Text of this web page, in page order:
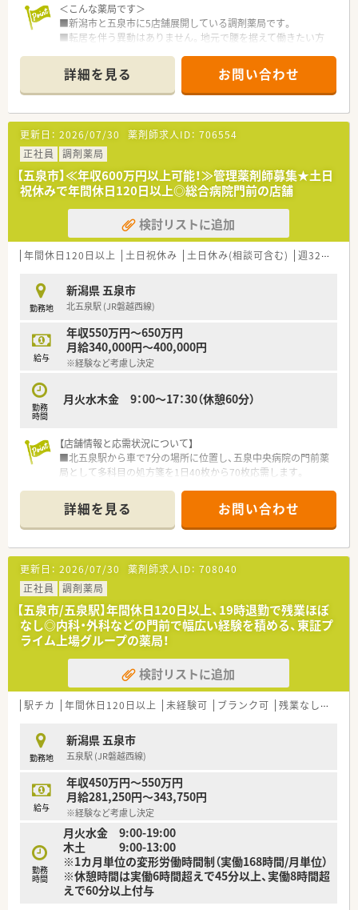
＜こんな薬局です＞
■新潟市と五泉市に5店舗展開している調剤薬局です。
■転居を伴う異動はありません。地元で腰を据えて働きたい方
■病院門前2店舗、クリニック門前3店舗の割合で展開しており、
配属店舗に応じて様々な経験を積むことが出来ます。
■隣接するクリニック（内科・小児科）から処方箋を応需していま
す。
■1日の平均処方箋枚数は70枚程度。薬剤師は常時2名体制で運
営しています。
■残業は月10時間程度と少なめです。プライベートの時間を確
保しながらメリハリをつけて働けます。
■薬局近くにはスーパーやドラッグストア等がありお買い物に
は便利な立地です。
＜店舗環境＆働きやすさ◎＞
■東証プライム上場企業のグループ会社ですので、福利厚生が充
実しています。
途採用で入社されても、すぐに馴染める環境です。
■勤続10年以上のベテランも多く在籍しています。わからない
ことがあればすぐに質問できます。
＜社長の人柄もバツグンです＞
■社長は薬剤師で現場経験豊富な方です。状況によってはヘル
プで現場に入ってくださいます。
ンを良く取られており、社員の方が働きやすい環境作りを常に考
詳細を見る お問い合わせ
更新日： 2026/07/30 薬剤師求人ID： 706554
正社員
調剤薬局
【五泉市】≪年収600万円以上可能！≫管理薬剤師募集★土日
祝休みで年間休日120日以上◎総合病院門前の店舗
検討リストに追加
年間休日120日以上 土日祝休み 土日休み(相談可含む) 週32h以上
勤務地
新潟県 五泉市
北五泉駅 (JR磐越西線)
給与
年収550万円～650万円
月給340,000円～400,000円
※経験など考慮し決定
勤務
時間
月火水木金 9：00～17：30（休憩60分）
【店舗情報と応需状況について】
■北五泉駅から車で7分の場所に位置し、五泉中央病院の門前薬
局として多科目の処方箋を1日40枚から70枚応需します。
っており、薬剤師3名と事務員3名の体制で運営しています。
■医薬品の備蓄品目数は約1,300品目と非常に豊富であり、地域
の中核病院と連携した高度な薬学的管理を行える環境です。
【募集背景と求める人物像について】
■管理薬剤師の欠員に伴う急募案件であり、これまでの実務経験
を活かして店舗運営の中核を担って頂ける方を求めています。
■年齢は60代まで幅広く受け入れており、周囲のスタッフと協
力しながら円滑なコミュニケーションを図れる方を歓迎しま
す。
■総合科目に対応できる確かな知識をお持ちで、患者様一人ひと
りに寄り添った丁寧な服薬指導を実践できる方を募ります。
【勤務実態について】
■平日は9時から17時30分までの勤務となっており、夜遅くなる
■土日祝日が休みとなる完全週休2日制を導入しており、週末の
予定が立てやすく、家族や友人との時間も大切にできます。
■残業は月平均でもほとんど発生しない仕組みが整っており、定
時退社が基本となるため、心身ともにゆとりを持って働けます。
【職場環境と雰囲気】
■薬剤師と事務スタッフが協力し合うアットホームな職場で、少
人数ならではの連携の良さが、円滑な業務遂行を支えています。
■経験豊富なスタッフが在籍しているため、管理職としての着任
後も周囲の丁寧なサポートを受けながら業務に慣れて頂けま
す。
■患者様との距離が近く、直接感謝の言葉をいただける機会が多
詳細を見る お問い合わせ
更新日： 2026/07/30 薬剤師求人ID： 708040
正社員
調剤薬局
【五泉市/五泉駅】年間休日120日以上、19時退勤で残業ほぼ
なし◎内科・外科などの門前で幅広い経験を積める、東証プ
ライム上場グループの薬局！
検討リストに追加
駅チカ 年間休日120日以上 未経験可 ブランク可 残業なし(ほぼなし含む)
勤務地
新潟県 五泉市
五泉駅 (JR磐越西線)
給与
年収450万円～550万円
月給281,250円～343,750円
※経験など考慮し決定
勤務
時間
月火水金 9:00-19:00
木土 9:00-13:00
※1カ月単位の変形労働時間制（実働168時間/月単位）
※休憩時間は実働6時間超えで45分以上、実働8時間超
えで60分以上付与